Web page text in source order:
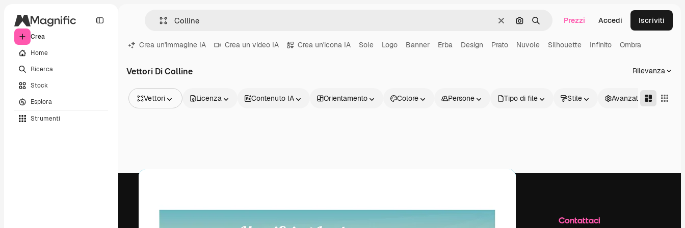
Crea
Home
Ricerca
Stock
Esplora
Strumenti
CancellaCerca per immagine
Ricerca Prezzi Accedi Iscriviti
Crea un'immagine IA Crea un video IA Crea un'icona IA Sole Logo Banner Erba Design Prato Nuvole Silhouette Infinito Ombra
Vettori Di Colline Rilevanza
Vettori
Video
Licenza Contenuto IA Orientamento Colore Persone Tipo di file Stile Avanzate
Contattaci